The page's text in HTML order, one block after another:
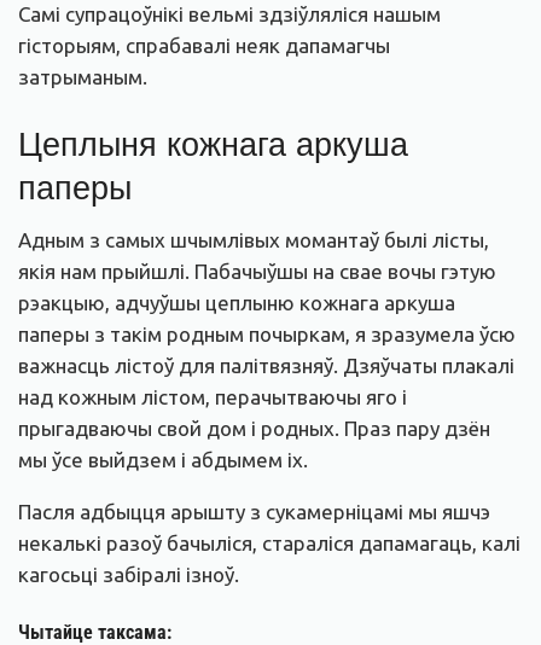
Самі супрацоўнікі вельмі здзіўляліся нашым
гісторыям, спрабавалі неяк дапамагчы
затрыманым.
Цеплыня кожнага аркуша
паперы
Адным з самых шчымлівых момантаў былі лісты,
якія нам прыйшлі. Пабачыўшы на свае вочы гэтую
рэакцыю, адчуўшы цеплыню кожнага аркуша
паперы з такім родным почыркам, я зразумела ўсю
важнасць лістоў для палітвязняў. Дзяўчаты плакалі
над кожным лістом, перачытваючы яго і
прыгадваючы свой дом і родных. Праз пару дзён
мы ўсе выйдзем і абдымем іх.
Пасля адбыцця арышту з сукамерніцамі мы яшчэ
некалькі разоў бачыліся, стараліся дапамагаць, калі
кагосьці забіралі ізноў.
Чытайце таксама: